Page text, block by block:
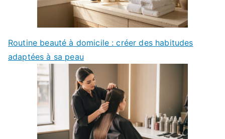
Routine beauté à domicile : créer des habitudes
adaptées à sa peau